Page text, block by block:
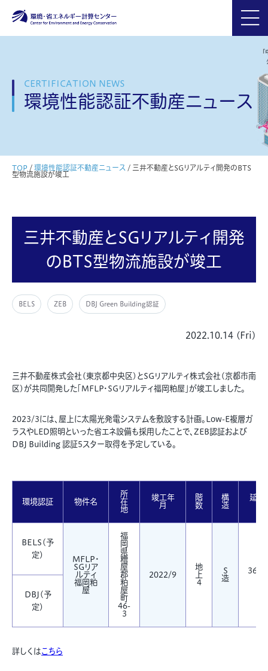
CERTIFICATION NEWS
環境性能認証不動産ニュース
TOP / 環境性能認証不動産ニュース / 三井不動産とSGリアルティ開発のBTS
型物流施設が竣工
三井不動産とSGリアルティ開発
のBTS型物流施設が竣工
BELS ZEB DBJ Green Building認証
2022.10.14 (Fri)
三井不動産株式会社(東京都中央区)とSGリアルティ株式会社(京都市南
区)が共同開発した「MFLP・SGリアルティ福岡粕屋」が竣工しました。
2023/3には、屋上に太陽光発電システムを敷設する計画。Low-E複層ガ
ラスやLED照明といった省エネ設備も採用したことで、ZEB認証および
DBJ Building 認証5スター取得を予定している。
環境認証 物件名
所
在
地
竣工年
月
階
数
構
造
延床
BELS(予
定)
MFLP・
SGリア
ルティ
福岡粕
屋
福
岡
県
糟
屋
郡
粕
屋
町
46-
3
2022/9
地
上
4
S
造
DBJ(予
定)
詳しくはこちら